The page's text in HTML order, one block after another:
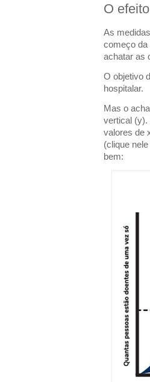
O
As
começo da
achatar as
O objetivo
hospitalar.
Mas o
vertical (y).
valores de
(clique
bem: